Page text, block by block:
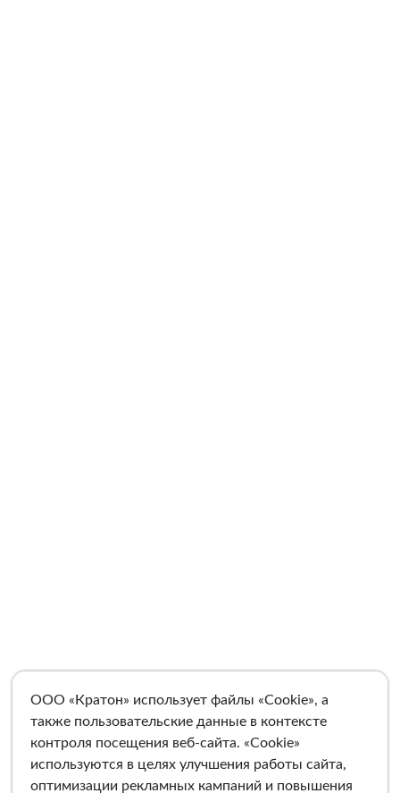
ООО «Кратон» использует файлы «Cookie», а
также пользовательские данные в контексте
контроля посещения веб-сайта. «Cookie»
используются в целях улучшения работы сайта,
оптимизации рекламных кампаний и повышения